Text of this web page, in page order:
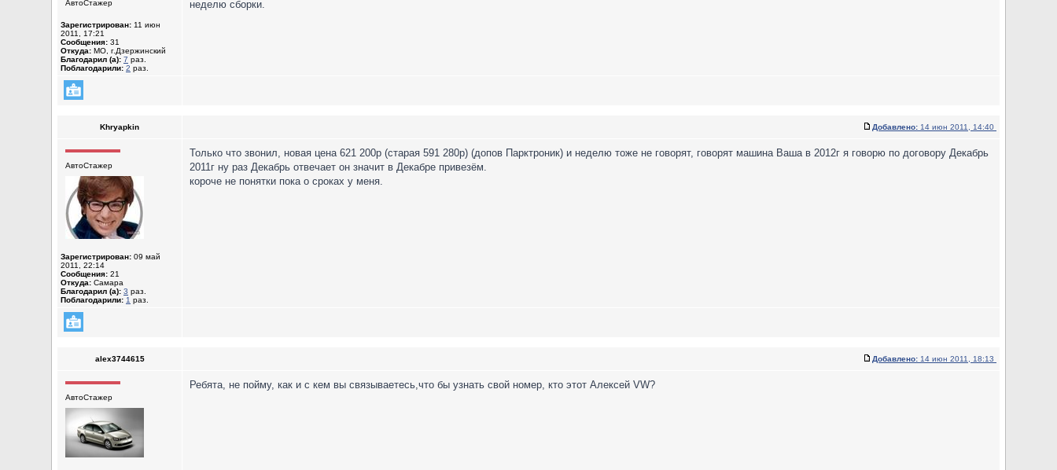
АвтоСтажер
Зарегистрирован: 11 июн
2011, 17:21
Сообщения: 31
Откуда: МО, г.Дзержинский
Благодарил (а): 7 раз.
Поблагодарили: 2 раз.
неделю сборки.
Khryapkin Добавлено: 14 июн 2011, 14:40
АвтоСтажер
Зарегистрирован: 09 май
2011, 22:14
Сообщения: 21
Откуда: Самара
Благодарил (а): 3 раз.
Поблагодарили: 1 раз.
Только что звонил, новая цена 621 200р (старая 591 280р) (допов Парктроник) и неделю тоже не говорят, говорят машина Ваша в 2012г я говорю по договору Декабрь
2011г ну раз Декабрь отвечает он значит в Декабре привезём.
короче не понятки пока о сроках у меня.
alex3744615 Добавлено: 14 июн 2011, 18:13
АвтоСтажер
Ребята, не пойму, как и с кем вы связываетесь,что бы узнать свой номер, кто этот Алексей VW?